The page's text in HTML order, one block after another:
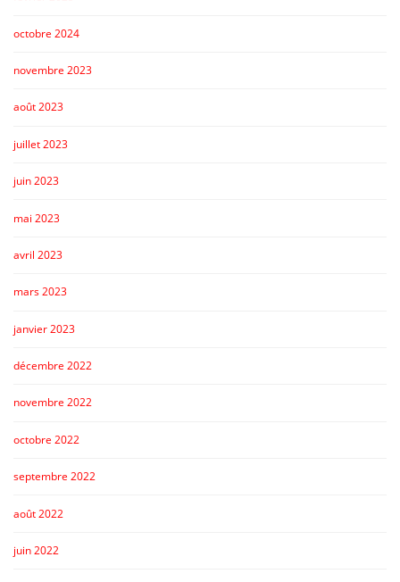
octobre 2024
novembre 2023
août 2023
juillet 2023
juin 2023
mai 2023
avril 2023
mars 2023
janvier 2023
décembre 2022
novembre 2022
octobre 2022
septembre 2022
août 2022
juin 2022